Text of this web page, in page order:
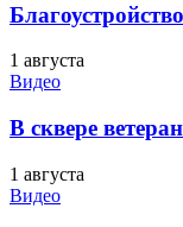
1 августа
Видео
В сквере
1 августа
Видео